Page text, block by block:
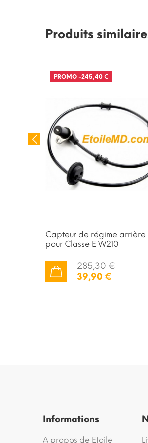
Produits
PROMO -245,40 €
Capteur de régime arrière
pour Classe E W210
285,30 €
39,90 €
Informations
A propos de Etoile